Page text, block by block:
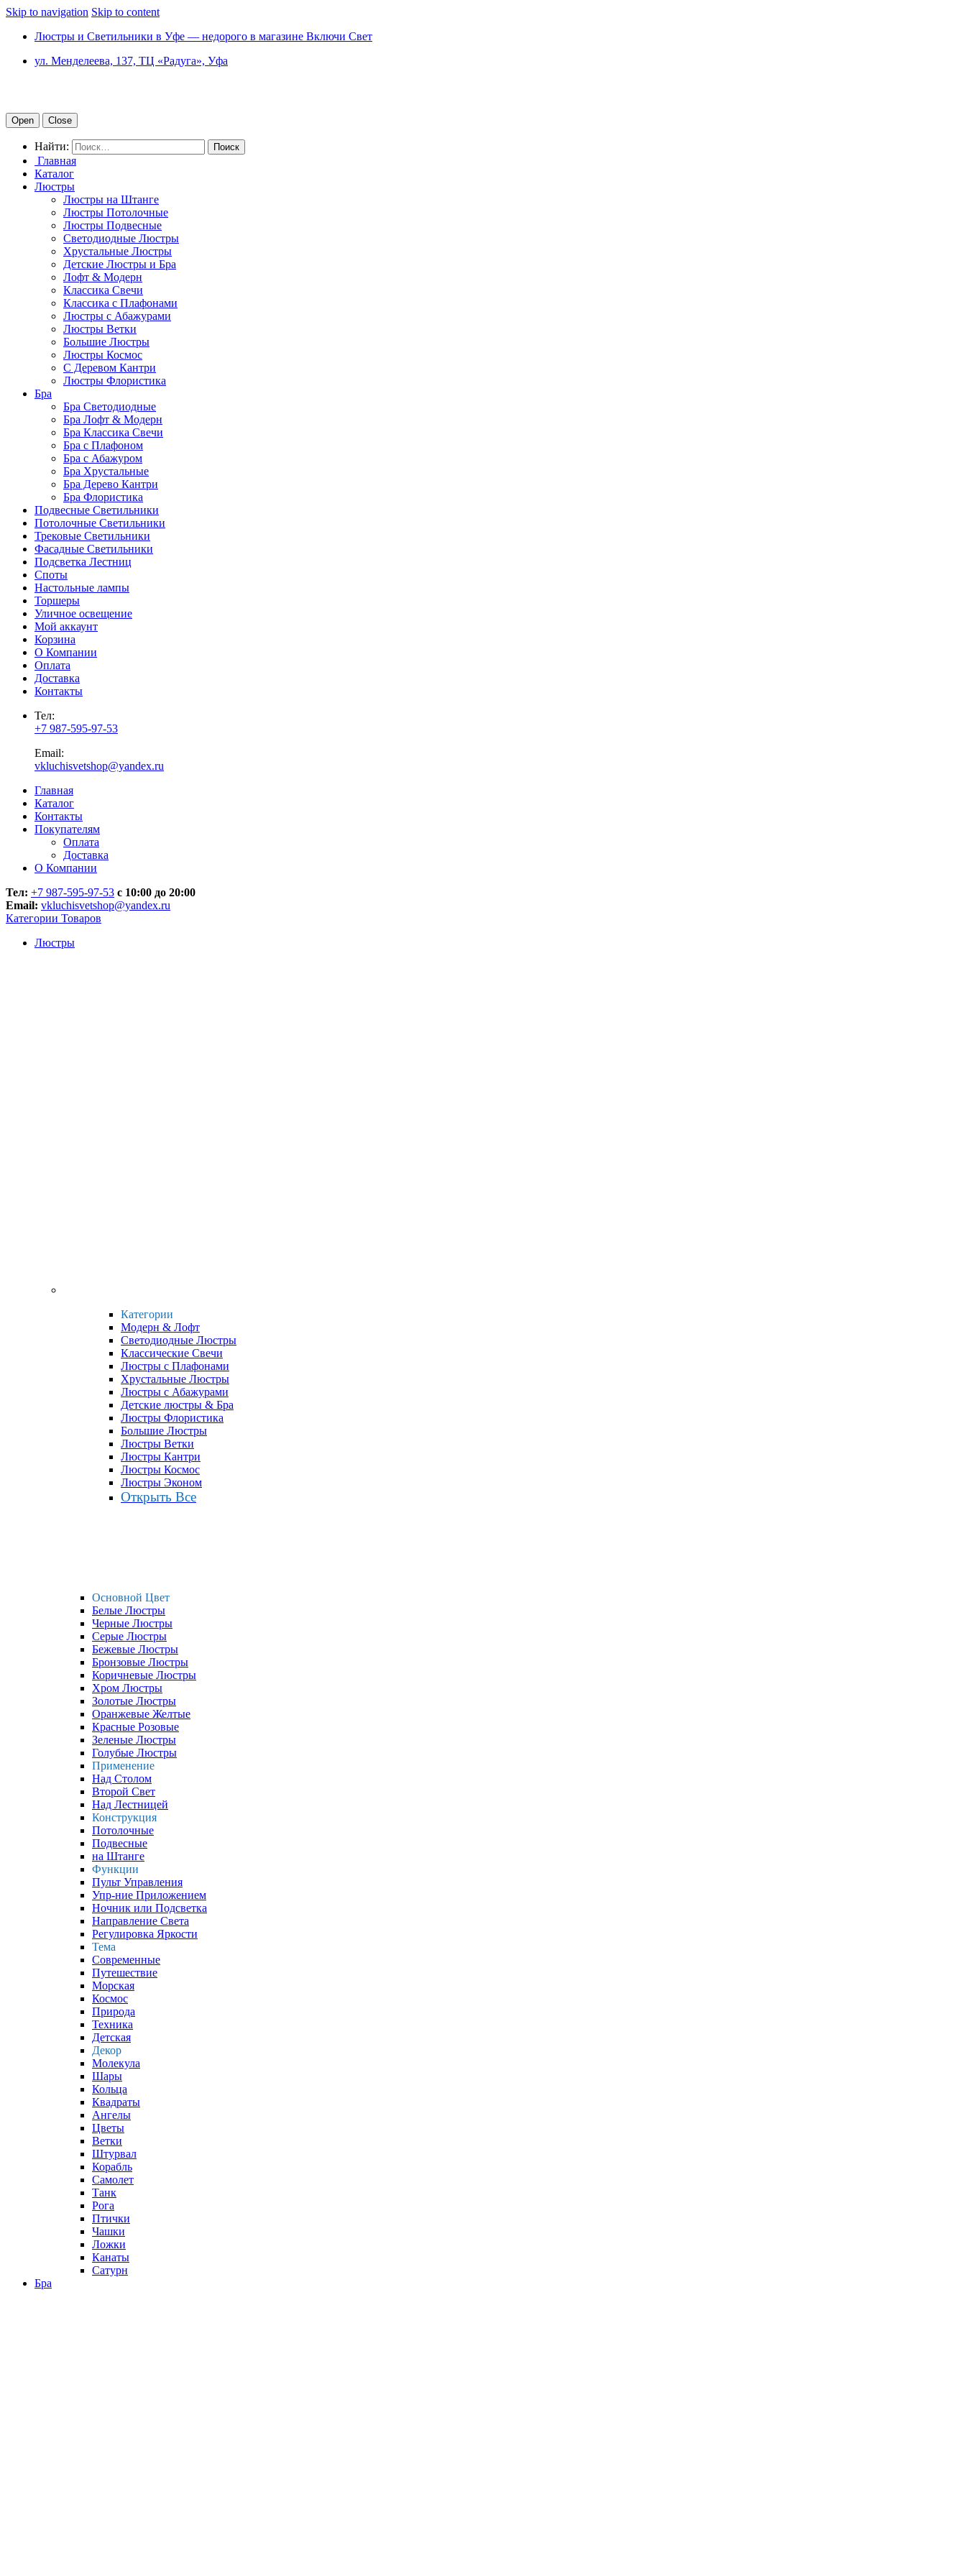
Skip to navigation Skip to content
Люстры и Светильники в Уфе — недорого в магазине Включи Свет
ул. Менделеева, 137, ТЦ «Радуга», Уфа
Open Close
Найти:
Главная
Каталог
Люстры
Люстры на Штанге
Люстры Потолочные
Люстры Подвесные
Светодиодные Люстры
Хрустальные Люстры
Детские Люстры и Бра
Лофт & Модерн
Классика Свечи
Классика с Плафонами
Люстры с Абажурами
Люстры Ветки
Большие Люстры
Люстры Космос
С Деревом Кантри
Люстры Флористика
Бра
Бра Светодиодные
Бра Лофт & Модерн
Бра Классика Свечи
Бра с Плафоном
Бра с Абажуром
Бра Хрустальные
Бра Дерево Кантри
Бра Флористика
Подвесные Светильники
Потолочные Светильники
Трековые Светильники
Фасадные Светильники
Подсветка Лестниц
Споты
Настольные лампы
Торшеры
Уличное освещение
Мой аккаунт
Корзина
О Компании
Оплата
Доставка
Контакты
Тел:
+7 987-595-97-53
Email:
vkluchisvetshop@yandex.ru
Главная
Каталог
Контакты
Покупателям
Оплата
Доставка
О Компании
Тел: +7 987-595-97-53 с 10:00 до 20:00
Email: vkluchisvetshop@yandex.ru
Категории Товаров
Люстры
Категории
Модерн & Лофт
Светодиодные Люстры
Классические Свечи
Люстры с Плафонами
Хрустальные Люстры
Люстры с Абажурами
Детские люстры & Бра
Люстры Флористика
Большие Люстры
Люстры Ветки
Люстры Кантри
Люстры Космос
Люстры Эконом
Открыть Все
Основной Цвет
Белые Люстры
Черные Люстры
Серые Люстры
Бежевые Люстры
Бронзовые Люстры
Коричневые Люстры
Хром Люстры
Золотые Люстры
Оранжевые Желтые
Красные Розовые
Зеленые Люстры
Голубые Люстры
Применение
Над Столом
Второй Свет
Над Лестницей
Конструкция
Потолочные
Подвесные
на Штанге
Функции
Пульт Управления
Упр-ние Приложением
Ночник или Подсветка
Направление Света
Регулировка Яркости
Тема
Современные
Путешествие
Морская
Космос
Природа
Техника
Детская
Декор
Молекула
Шары
Кольца
Квадраты
Ангелы
Цветы
Ветки
Штурвал
Корабль
Самолет
Танк
Рога
Птички
Чашки
Ложки
Канаты
Сатурн
Бра